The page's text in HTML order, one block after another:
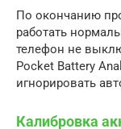
По окончанию
работать
телефон не
Pocket Battery
игнорировать
Калибровка